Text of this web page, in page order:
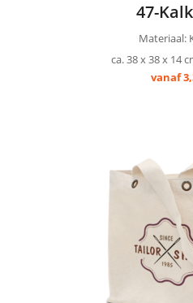
47-
Materiaal:
ca. 38 x 38 x 14
vanaf